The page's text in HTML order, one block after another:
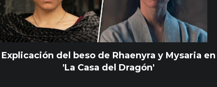
Explicación del beso de Rhaenyra y Mysaria en
'La Casa del Dragón'